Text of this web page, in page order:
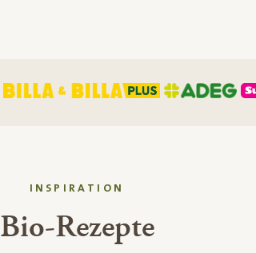
INSPIRATION
Bio-Rezepte